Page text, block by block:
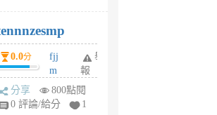
6
個
月
前
0.0分
fjj
m
w
rs
舉
報
分享
800點閱
0 評論/給分
1